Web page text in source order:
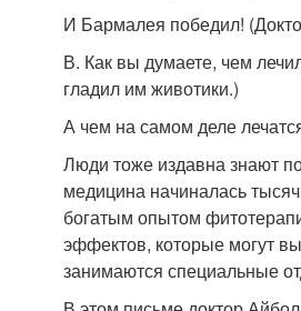
И Бармалея победил!
В. Как вы думаете, чем
гладил им животики.)
А чем на самом деле
Люди тоже издавна знают
медицина начиналась
богатым опытом
эффектов, которые могут
занимаются специальные